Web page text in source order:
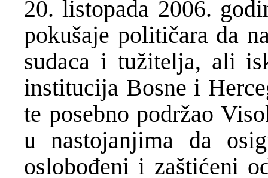
20. listopada 2006.
pokušaje političara da
sudaca i tužitelja, ali
institucija Bosne i
te posebno podržao
u nastojanjima da
oslobođeni i zaštićeni